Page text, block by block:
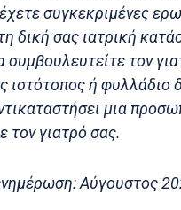
συγκεκριμένες
δική σας ιατρική
συμβουλευτείτε τον
ιστότοπος ή φυλλάδιο
μια
τον γιατρό σας.
Αύγουστος